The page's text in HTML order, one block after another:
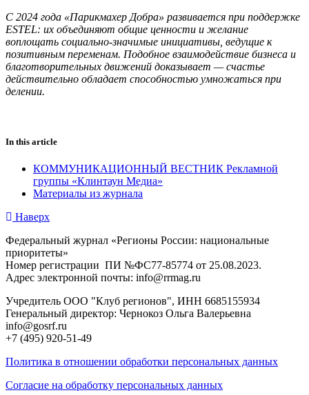
С 2024 года «Парикмахер Добра» развивается при поддержке
ESTEL: их объединяют общие ценности и желание
воплощать социально-значимые инициативы, ведущие к
позитивным переменам. Подобное взаимодействие бизнеса и
благотворительных движений доказывает — счастье
действительно обладает способностью умножаться при
делении.
In this article
КОММУНИКАЦИОННЫЙ ВЕСТНИК Рекламной
группы «Клинтаун Медиа»
Материалы из журнала
Наверх
Федеральный журнал «Регионы России: национальные
приоритеты»
Номер регистрации ПИ №ФС77-85774 от 25.08.2023.
Адрес электронной почты: info@rrmag.ru
Учредитель ООО "Клуб регионов", ИНН 6685155934
Генеральный директор: Чернокоз Ольга Валерьевна
info@gosrf.ru
+7 (495) 920-51-49
Политика в отношении обработки персональных данных
Согласие на обработку персональных данных